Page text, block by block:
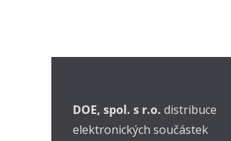
DOE, spol. s r.o. distribuce
elektronických součástek